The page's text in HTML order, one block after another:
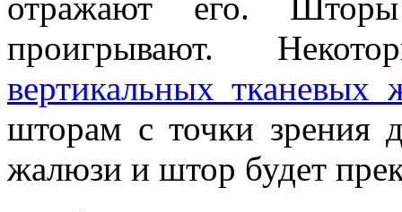
проигрывают.
вертикальных тканевых
шторам с точки зрения
жалюзи и штор будет